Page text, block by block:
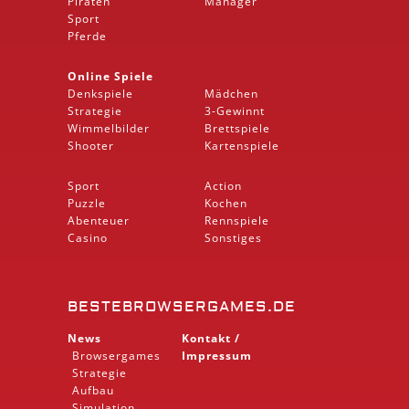
Sport
Pferde
Online Spiele
Denkspiele
Strategie
Wimmelbilder
Shooter
Mädchen
3-Gewinnt
Brettspiele
Kartenspiele
Sport
Puzzle
Abenteuer
Casino
Action
Kochen
Rennspiele
Sonstiges
BESTEBROWSERGAMES.DE
News
Browsergames
Strategie
Aufbau
Kontakt /
Impressum